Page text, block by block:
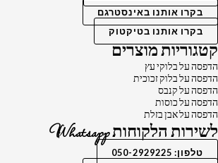
בקרו אותנו באינסטרגם
בקרו אותנו בטיקטוק
קטגוריות מוצרים
הדפסה על בלוקי עץ
הדפסה על בלוק זכוכית
הדפסה על קנבס
הדפסה על כוסות
הדפסה על אבן בזלת
לשירות הלקוחות Whatsapp
טלפון: 050-2929225